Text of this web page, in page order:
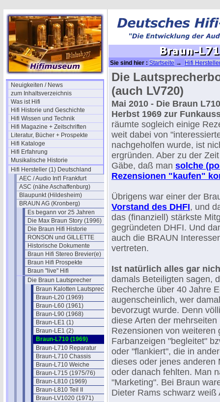
Neuigkeiten / News
zum Inhaltsverzeichnis
Was ist Hifi
Hifi Historie und Geschichte
Hifi Wissen und Technik
Hifi Magazine + Zeitschriften
Literatur, Bücher + Prospekte
Hifi Kataloge
Hifi Erfahrung
Musikalische Historie
Hifi Hersteller (1) Deutschland
AEC / Audio Int'l Frankfurt
ASC (nähe Aschaffenburg)
Blaupunkt (Hildesheim)
BRAUN AG (Kronberg)
Es begann vor 25 Jahren
Die Max Braun Story (1996)
Die Braun Hifi Historie
RONSON und GILLETTE
Historische Dokumente
Braun Hifi Stereo Brevier(e)
Braun Hifi Prospekte
Braun "live" Hifi
Die Braun Lautsprecher
Braun Kalotten Lautsprecher
Braun-L20 (1969)
Braun-L60 (1961)
Braun-L90 (1968)
Braun-LE1 (1)
Braun-LE1 (2)
Braun-L710 (1969)
Braun-L710 Reparatur
Braun-L710 Chassis
Braun-L710 Weiche
Braun-L715 (1975/76)
Braun-L810 (1969)
Braun-L810 Teil II
Braun-LV1020 (1971)
Sie sind hier : Startseite →
Hifi
Die
(auch LV720)
Mai 2010 - Die Braun
Herbst 1969 zur
räumte sogleich einige
weit dabei von
nachgeholfen wurde, ist
ergründen. Aber zu der
Gäbe, daß man solche
Rezensionen "kaufen"
Übrigens war einer der
Vorstand des DHFI, und
das (finanziell) stärkste
gegründeten DHFI. Und
auch die BRAUN
vertreten.
Ist natürlich alles gar
damals Beteiligten sagen,
Recherche über 40 Jahre
augenscheinlich, wer
bevorzugt wurde. Denn
diese Arten der mehrseiten
Rezensionen von weiteren
Farbanzeigen "begleitet"
oder "flankiert", die in
dieses oder jenes anderen
oder danach fehlten. Man
"Marketing". Bei Braun
Dieter Rams schwarz weiß